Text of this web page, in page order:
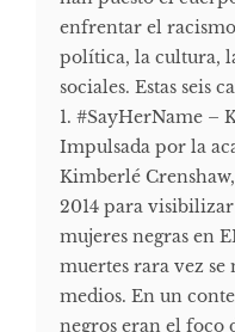
enfrentar el
política, la cultura,
sociales. Estas seis
1. #SayHerName –
Impulsada por la
Kimberlé
2014 para
mujeres negras en
muertes rara vez
medios. En un
negros eran el foco